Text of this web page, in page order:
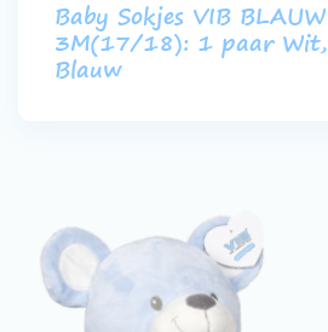
Baby Sokjes VIB
3M(17/18): 1 paar
Blauw